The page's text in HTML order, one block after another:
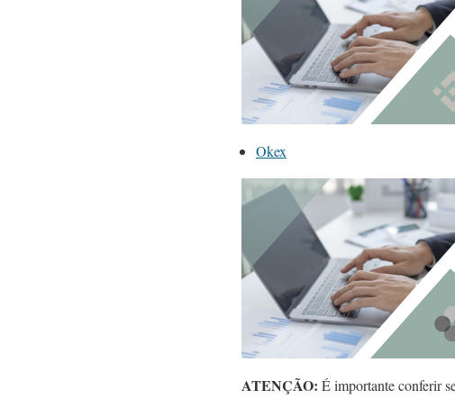
Okex
ATENÇÃO: É importante conferir